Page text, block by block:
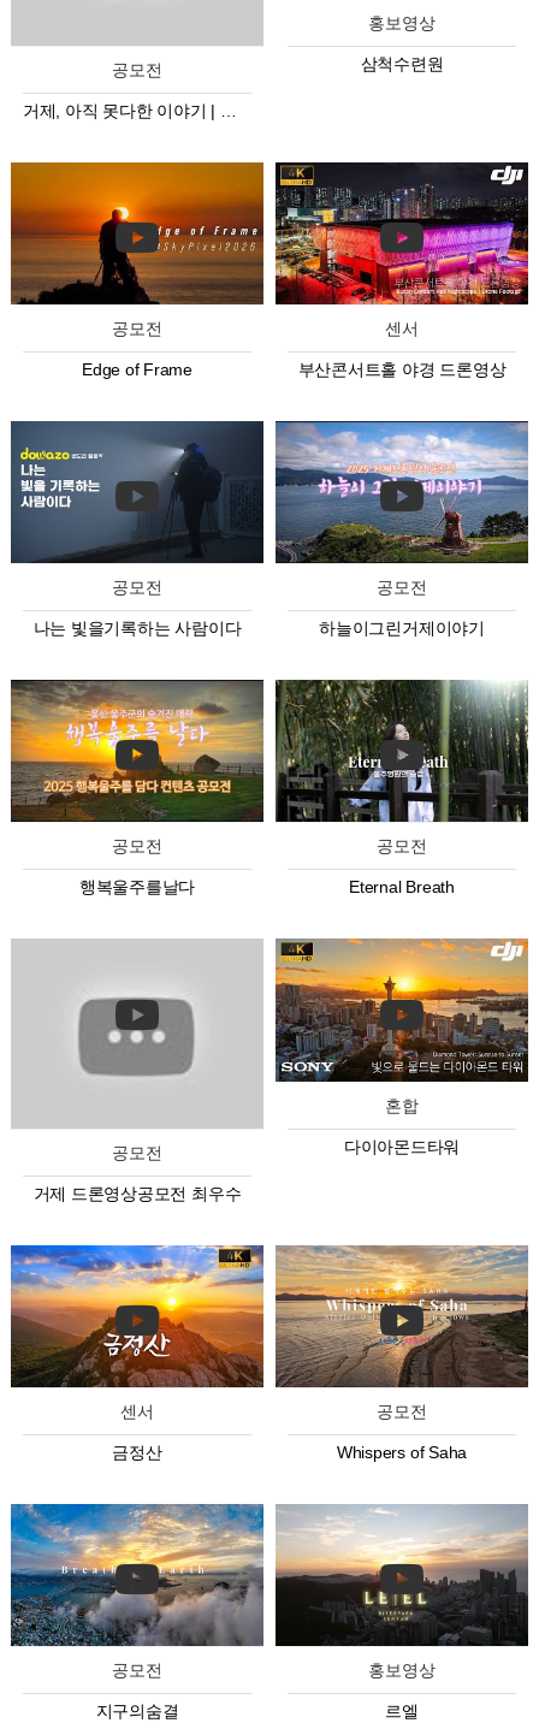
공모전
홍보영상
삼척수련원
공모전
Edge of Frame
센서
부산콘서트홀 야경 드론영상
공모전
나는 빛을기록하는 사람이다
공모전
하늘이그린거제이야기
공모전
행복울주를날다
공모전
Eternal Breath
공모전
거제 드론영상공모전 최우수
혼합
다이아몬드타워
센서
금정산
공모전
Whispers of Saha
공모전
지구의숨결
홍보영상
르엘